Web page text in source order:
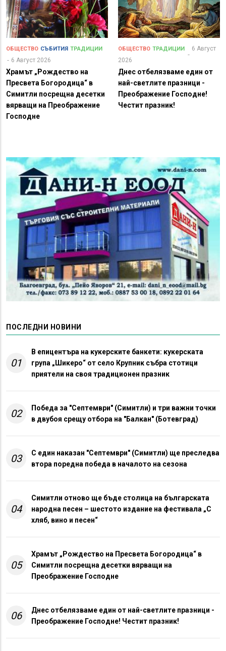
ОБЩЕСТВО СЪБИТИЯ ТРАДИЦИИ
6 Август 2026
Храмът „Рождество на
Пресвета Богородица“ в
Симитли посрещна десетки
вярващи на Преображение
Господне
ОБЩЕСТВО ТРАДИЦИИ
6 Август
2026
Днес отбелязваме един от
най-светлите празници -
Преображение Господне!
Честит празник!
ПОСЛЕДНИ НОВИНИ
01
В епицентъра на кукерските банкети: кукерската
група „Шикеро“ от село Крупник събра стотици
приятели на своя традиционен празник
02
Победа за "Септември" (Симитли) и три важни точки
в двубоя срещу отбора на "Балкан" (Ботевград)
03
С един наказан "Септември" (Симитли) ще преследва
втора поредна победа в началото на сезона
04
Симитли отново ще бъде столица на българската
народна песен – шестото издание на фестивала „С
хляб, вино и песен“
05
Храмът „Рождество на Пресвета Богородица“ в
Симитли посрещна десетки вярващи на
Преображение Господне
06
Днес отбелязваме един от най-светлите празници -
Преображение Господне! Честит празник!